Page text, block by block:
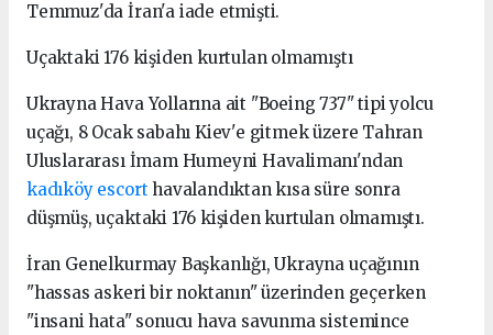
Temmuz'da İran'a iade etmişti.
Uçaktaki 176 kişiden kurtulan olmamıştı
Ukrayna Hava Yollarına ait "Boeing 737" tipi yolcu
uçağı, 8 Ocak sabahı Kiev'e gitmek üzere Tahran
Uluslararası İmam Humeyni Havalimanı'ndan
kadıköy escort havalandıktan kısa süre sonra
düşmüş, uçaktaki 176 kişiden kurtulan olmamıştı.
İran Genelkurmay Başkanlığı, Ukrayna uçağının
"hassas askeri bir noktanın" üzerinden geçerken
"insani hata" sonucu hava savunma sistemince